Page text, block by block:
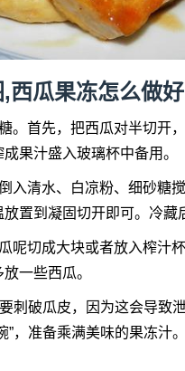
西瓜果冻怎么做
。首先，把西瓜对半切开
果汁盛入玻璃杯中备用。
入清水、白凉粉、细砂糖
置到凝固切开即可。冷藏
呢切成大块或者放入榨汁
一些西瓜。
刺破瓜皮，因为这会导致
”，准备乘满美味的果冻汁